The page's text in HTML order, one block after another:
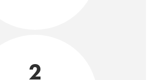
2